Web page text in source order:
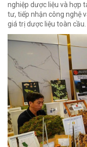
nghiệp dược liệu và hợp
tư, tiếp nhận công nghệ
giá trị dược liệu toàn cầu.